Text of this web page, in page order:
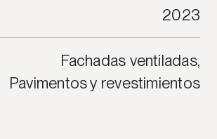
2023
Fachadas ventiladas,
Pavimentos y revestimientos